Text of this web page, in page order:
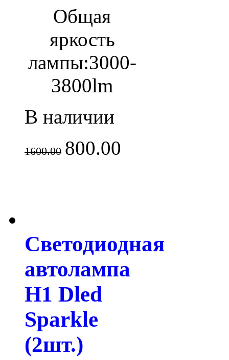
Общая
яркость
лампы:3000-
3800lm
В наличии
1600.00 800.00
Светодиодная
автолампа
H1 Dled
Sparkle
(2шт.)